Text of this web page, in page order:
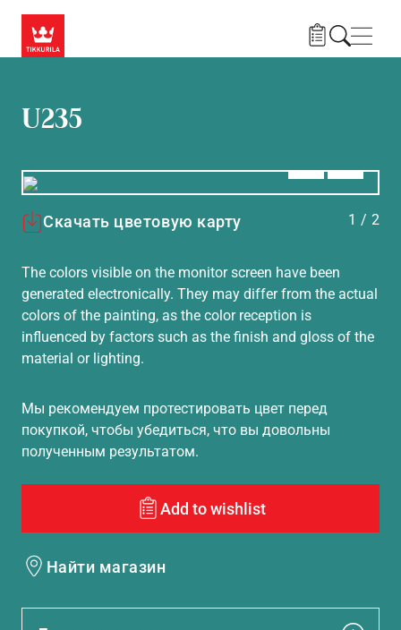
U235
Скачать цветовую карту 1 / 2
The colors visible on the monitor screen have been
generated electronically. They may differ from the actual
colors of the painting, as the color reception is
influenced by factors such as the finish and gloss of the
material or lighting.
Мы рекомендуем протестировать цвет перед
покупкой, чтобы убедиться, что вы довольны
полученным результатом.
Add to wishlist
Найти магазин